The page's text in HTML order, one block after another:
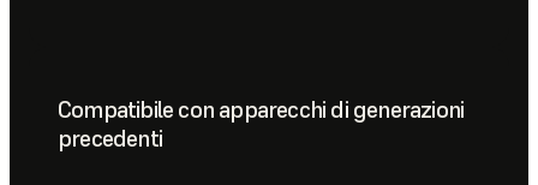
Compatibile con apparecchi di generazioni
precedenti